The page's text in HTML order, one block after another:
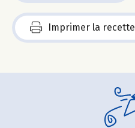
Imprimer la recette